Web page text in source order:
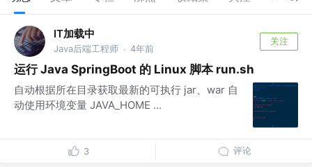
IT加载中
Java后端工程师 · 4年前
关注
运行 Java SpringBoot 的 Linux 脚本 run.sh
自动根据所在目录获取最新的可执行 jar、war 自
动使用环境变量 JAVA_HOME ...
3 评论